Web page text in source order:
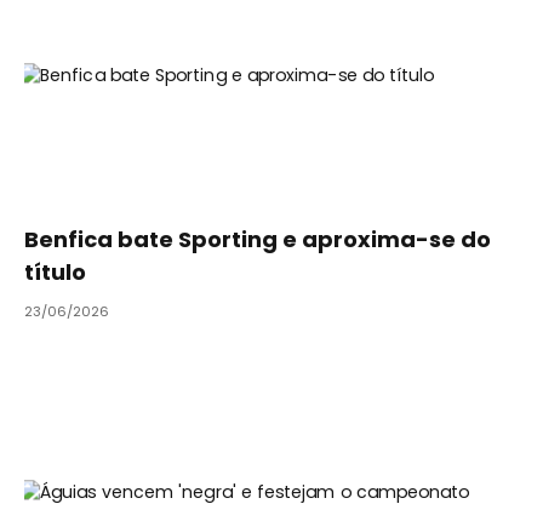
Benfica bate Sporting e aproxima-se do
título
23/06/2026